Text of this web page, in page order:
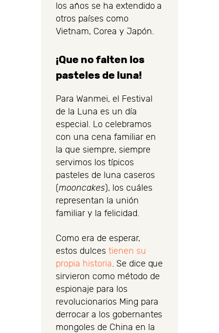
los años se ha extendido a
otros países como
Vietnam, Corea y Japón.
¡Que no falten los
pasteles de luna!
Para Wanmei, el Festival
de la Luna es un día
especial. Lo celebramos
con una cena familiar en
la que siempre, siempre
servimos los típicos
pasteles de luna caseros
(mooncakes), los cuáles
representan la unión
familiar y la felicidad.
Como era de esperar,
estos dulces tienen su
propia historia. Se dice que
sirvieron como método de
espionaje para los
revolucionarios Ming para
derrocar a los gobernantes
mongoles de China en la